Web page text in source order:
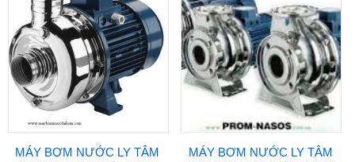
MÁY BƠM NƯỚC LY TÂM
MÁY BƠM NƯỚC LY TÂM